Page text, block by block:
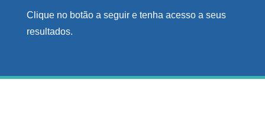
Clique no botão a seguir e tenha acesso a seus
resultados.